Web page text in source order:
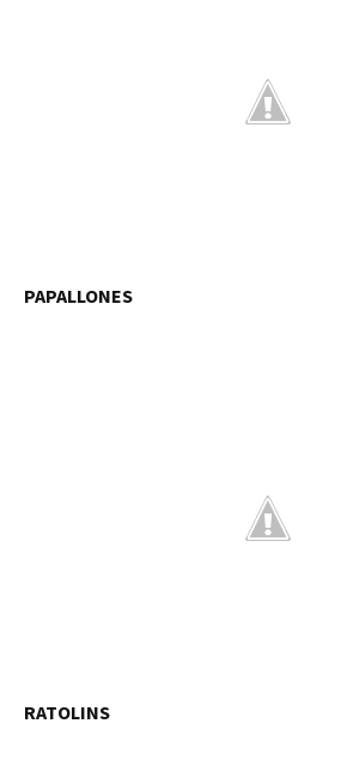
PAPALLONES
RATOLINS